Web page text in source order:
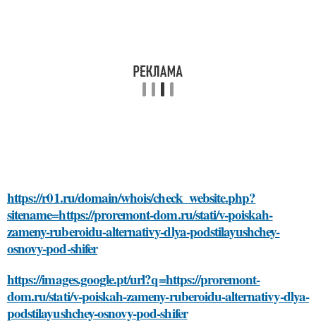
https://r01.ru/domain/whois/check_website.php?
sitename=https://proremont-dom.ru/stati/v-poiskah-
zameny-ruberoidu-alternativy-dlya-podstilayushchey-
osnovy-pod-shifer
https://images.google.pt/url?q=https://proremont-
dom.ru/stati/v-poiskah-zameny-ruberoidu-alternativy-dlya-
podstilayushchey-osnovy-pod-shifer